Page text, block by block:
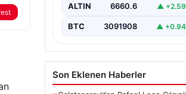
oluşturan Yüksek Askeri Şura
BTC 3091908 ▲
Son Eklenen Haberler
■Galatasaray’dan Rafael Leao
Resmi Anlaşma Çok Yakın